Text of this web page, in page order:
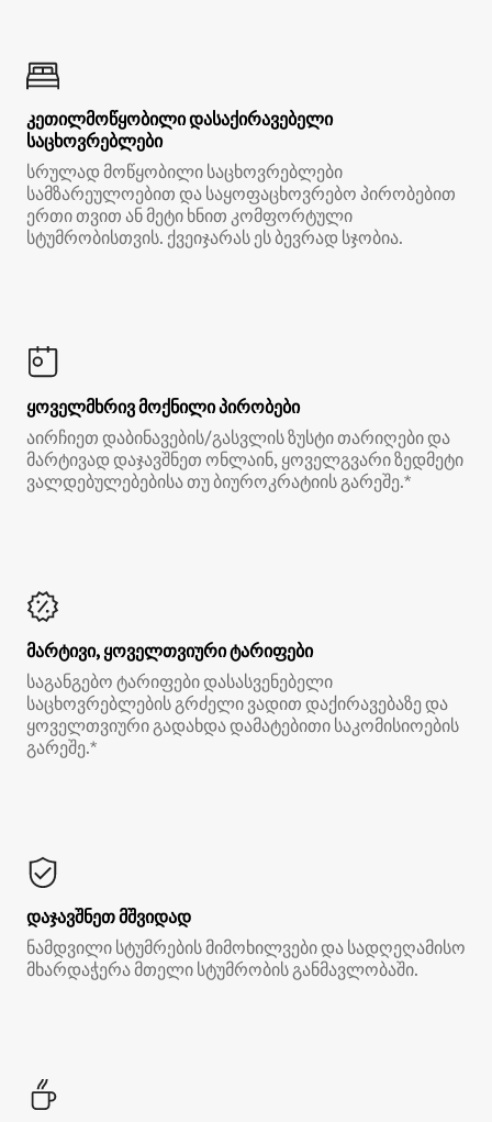
კეთილმოწყობილი დასაქირავებელი
საცხოვრებლები
სრულად მოწყობილი საცხოვრებლები
სამზარეულოებით და საყოფაცხოვრებო პირობებით
ერთი თვით ან მეტი ხნით კომფორტული
სტუმრობისთვის. ქვეიჯარას ეს ბევრად სჯობია.
ყოველმხრივ მოქნილი პირობები
აირჩიეთ დაბინავების/გასვლის ზუსტი თარიღები და
მარტივად დაჯავშნეთ ონლაინ, ყოველგვარი ზედმეტი
ვალდებულებებისა თუ ბიუროკრატიის გარეშე.*
მარტივი, ყოველთვიური ტარიფები
საგანგებო ტარიფები დასასვენებელი
საცხოვრებლების გრძელი ვადით დაქირავებაზე და
ყოველთვიური გადახდა დამატებითი საკომისიოების
გარეშე.*
დაჯავშნეთ მშვიდად
ნამდვილი სტუმრების მიმოხილვები და სადღეღამისო
მხარდაჭერა მთელი სტუმრობის განმავლობაში.